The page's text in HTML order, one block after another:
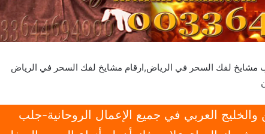
مشايخ لفك السحر في الرياض,ارقام مشايخ لفك السحر في الرياض
العربي في جميع الإعمال الروحانية-جلب